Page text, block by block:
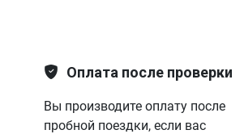
Оплата после проверки
Вы производите оплату после
пробной поездки, если вас